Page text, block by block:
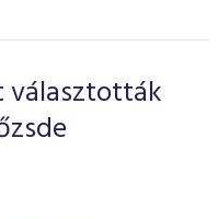
választották